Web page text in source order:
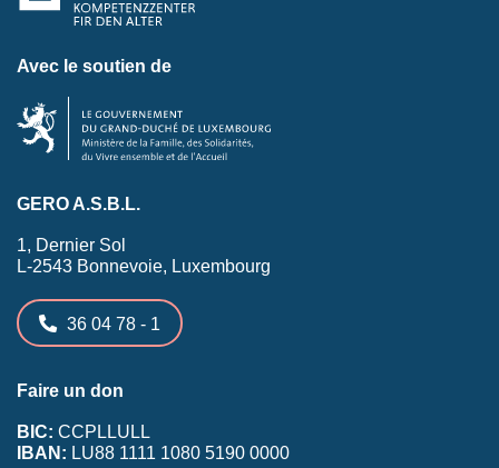
Avec le soutien de
GERO A.S.B.L.
1, Dernier Sol
L-2543 Bonnevoie, Luxembourg
36 04 78 - 1
Faire un don
BIC: CCPLLULL
IBAN: LU88 1111 1080 5190 0000